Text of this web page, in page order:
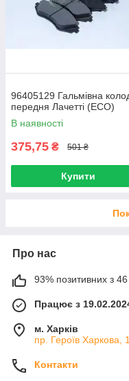
96405129 Гальмівна
передня Лачетті (ECO)
В наявності
375,75 ₴ 501 ₴
Купити
Про нас
93% позитивних з 46
Працює з
м. Харків
пр. Героїв Харкова,
Контакти